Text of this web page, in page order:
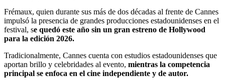
Frémaux, quien durante sus más de dos décadas al frente de Cannes
impulsó la presencia de grandes producciones estadounidenses en el
festival, se quedó este año sin un gran estreno de Hollywood
para la edición 2026.
Tradicionalmente, Cannes cuenta con estudios estadounidenses que
aportan brillo y celebridades al evento, mientras la competencia
principal se enfoca en el cine independiente y de autor.